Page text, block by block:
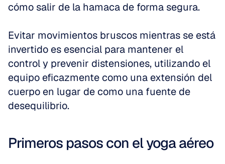
cómo salir de la hamaca de forma segura.
Evitar movimientos bruscos mientras se está
invertido es esencial para mantener el
control y prevenir distensiones, utilizando el
equipo eficazmente como una extensión del
cuerpo en lugar de como una fuente de
desequilibrio.
Primeros pasos con el yoga aéreo